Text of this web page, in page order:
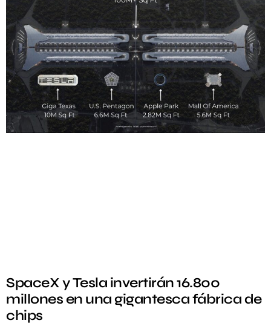
SpaceX y Tesla invertirán 16.800
millones en una gigantesca fábrica de
chips